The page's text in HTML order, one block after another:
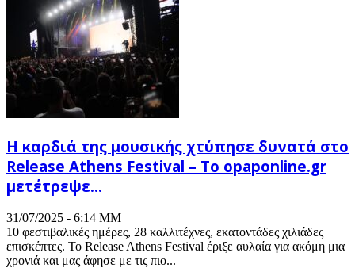
Η καρδιά της μουσικής χτύπησε δυνατά στο
Release Athens Festival – Το opaponline.gr
μετέτρεψε...
31/07/2025 - 6:14 ΜΜ
10 φεστιβαλικές ημέρες, 28 καλλιτέχνες, εκατοντάδες χιλιάδες
επισκέπτες. Το Release Athens Festival έριξε αυλαία για ακόμη μια
χρονιά και μας άφησε με τις πιο...